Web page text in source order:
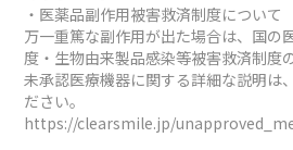
・医薬品副作用被害救済制度について
万一重篤な副作用が出た場合は、国の
度・生物由来製品感染等被害救済制度
未承認医療機器に関する詳細な説明は
ださい。
https://clearsmile.jp/